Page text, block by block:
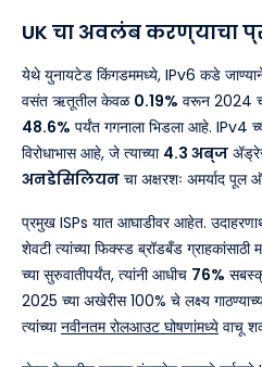
UK चा अवलंब करण्याचा
येथे युनायटेड किंगडममध्ये, IPv6 कडे
वसंत ऋतूतील केवळ 0.19% वरून 2024
48.6% पर्यंत गगनाला भिडला आहे. IPv4
विरोधाभास आहे, जे त्याच्या 4.3 अब्ज
अनडेसिलियन चा अक्षरशः अमर्याद पूल
प्रमुख ISPs यात आघाडीवर आहेत.
शेवटी त्यांच्या फिक्स्ड ब्रॉडबँड
च्या सुरुवातीपर्यंत, त्यांनी आधीच 76%
2025 च्या अखेरीस 100% चे लक्ष्य
त्यांच्यानवीनतम रोलआउट घोषणांमध्ये वाचू